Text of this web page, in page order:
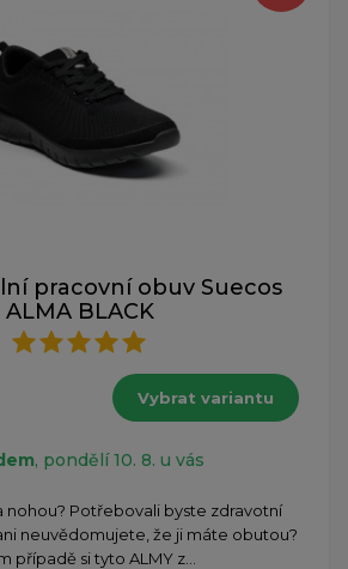
pracovní obuv Suecos
ALMA BLACK
Vybrat variantu
, pondělí 10. 8. u vás
nohou? Potřebovali byste zdravotní
neuvědomujete, že ji máte obutou?
případě si tyto ALMY z...